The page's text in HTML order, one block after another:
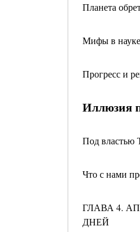
Планета
Мифы в
Прогресс и
Иллюзия
Под властью
Что с нами
ГЛАВА 4.
ДНЕЙ